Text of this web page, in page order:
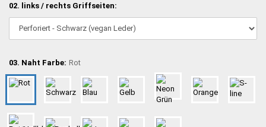
02. links / rechts Griffseiten:
03. Naht Farbe: Rot